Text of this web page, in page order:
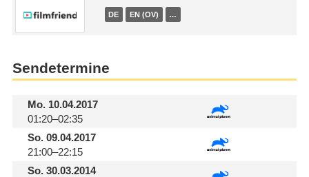
DE EN (OV) …
Sendetermine
Mo.10.04.2017
01:20–02:35
So.09.04.2017
21:00–22:15
So.30.03.2014